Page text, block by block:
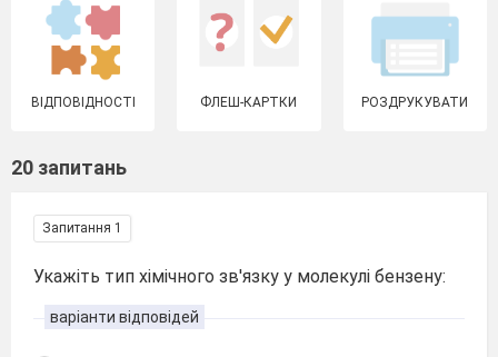
ВІДПОВІДНОСТІ ФЛЕШ-КАРТКИ РОЗДРУКУВАТИ
20 запитань
Запитання 1
Укажіть тип хімічного зв'язку у молекулі бензену:
варіанти відповідей